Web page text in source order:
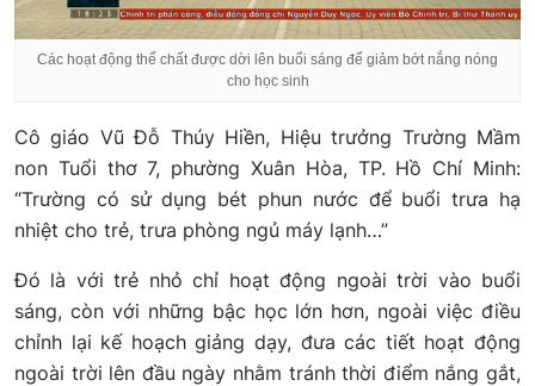
Các hoạt động thể chất được dời lên buổi sáng để giảm bớt nắng nóng
cho học sinh
Cô giáo Vũ Đỗ Thúy Hiền, Hiệu trưởng Trường Mầm
non Tuổi thơ 7, phường Xuân Hòa, TP. Hồ Chí Minh:
“Trường có sử dụng bét phun nước để buổi trưa hạ
nhiệt cho trẻ, trưa phòng ngủ máy lạnh…”
Đó là với trẻ nhỏ chỉ hoạt động ngoài trời vào buổi
sáng, còn với những bậc học lớn hơn, ngoài việc điều
chỉnh lại kế hoạch giảng dạy, đưa các tiết hoạt động
ngoài trời lên đầu ngày nhằm tránh thời điểm nắng gắt,